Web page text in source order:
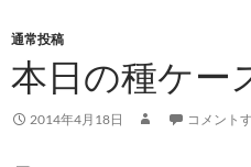
ン
へ
キ
通常投稿
本日の種ケー
2014年4月18日 コメント